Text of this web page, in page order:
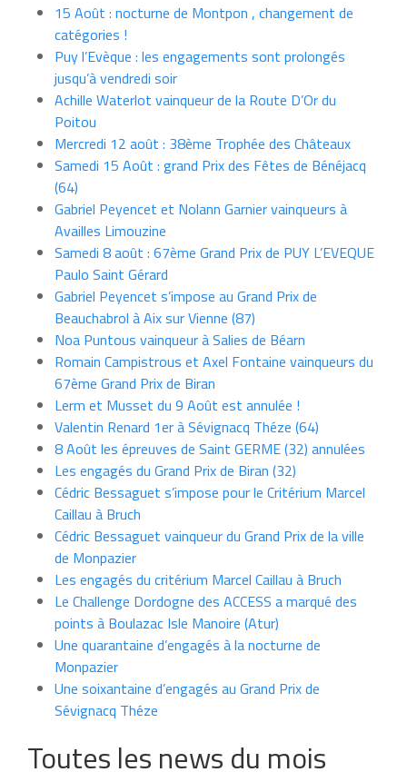
15 Août : nocturne de Montpon , changement de
catégories !
Puy l’Evèque : les engagements sont prolongés
jusqu’à vendredi soir
Achille Waterlot vainqueur de la Route D’Or du
Poitou
Mercredi 12 août : 38ème Trophée des Châteaux
Samedi 15 Août : grand Prix des Fêtes de Bénéjacq
(64)
Gabriel Peyencet et Nolann Garnier vainqueurs à
Availles Limouzine
Samedi 8 août : 67ème Grand Prix de PUY L’EVEQUE
Paulo Saint Gérard
Gabriel Peyencet s’impose au Grand Prix de
Beauchabrol à Aix sur Vienne (87)
Noa Puntous vainqueur à Salies de Béarn
Romain Campistrous et Axel Fontaine vainqueurs du
67ème Grand Prix de Biran
Lerm et Musset du 9 Août est annulée !
Valentin Renard 1er à Sévignacq Théze (64)
8 Août les épreuves de Saint GERME (32) annulées
Les engagés du Grand Prix de Biran (32)
Cédric Bessaguet s’impose pour le Critérium Marcel
Caillau à Bruch
Cédric Bessaguet vainqueur du Grand Prix de la ville
de Monpazier
Les engagés du critérium Marcel Caillau à Bruch
Le Challenge Dordogne des ACCESS a marqué des
points à Boulazac Isle Manoire (Atur)
Une quarantaine d’engagés à la nocturne de
Monpazier
Une soixantaine d’engagés au Grand Prix de
Sévignacq Théze
Toutes les news du mois